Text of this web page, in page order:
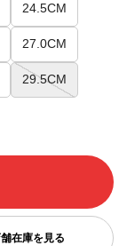
24.5CM
27.0CM
29.5CM